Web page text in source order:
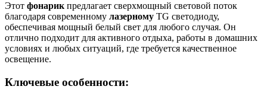
Этот фонарик предлагает сверхмощный световой поток
благодаря современному лазерному TG светодиоду,
обеспечивая мощный белый свет для любого случая. Он
отлично подходит для активного отдыха, работы в домашних
условиях и любых ситуаций, где требуется качественное
освещение.
Ключевые особенности: